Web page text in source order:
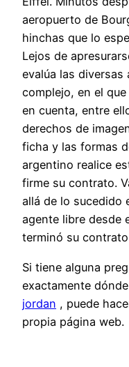
aeropuerto de
hinchas que lo
Lejos de
evalúa las
complejo, en el
en cuenta, entre
derechos de
ficha y las formas
argentino realice
firme su contrato.
allá de lo sucedido
agente libre desde
terminó su
Si tiene alguna
exactamente
jordan , puede
propia página web.